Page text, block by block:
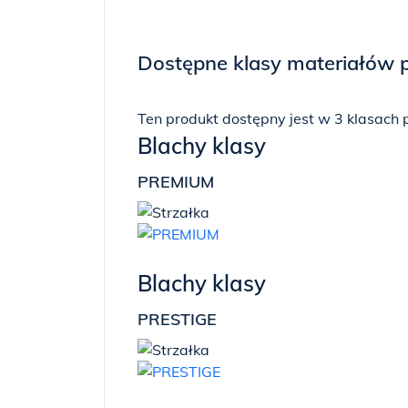
Dostępne klasy materiałów
Ten produkt dostępny jest w 3 klasach
Blachy klasy
PREMIUM
Blachy klasy
PRESTIGE